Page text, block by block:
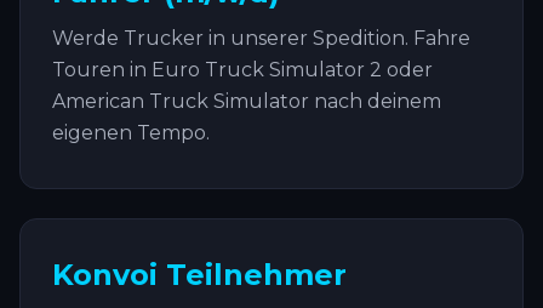
Werde Trucker in unserer Spedition. Fahre
Touren in Euro Truck Simulator 2 oder
American Truck Simulator nach deinem
eigenen Tempo.
Konvoi Teilnehmer